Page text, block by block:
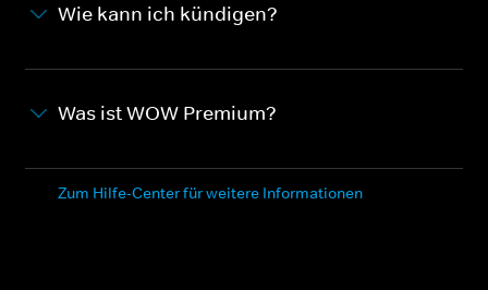
Wie kann ich kündigen?
Was ist WOW Premium?
Zum Hilfe-Center für weitere Informationen